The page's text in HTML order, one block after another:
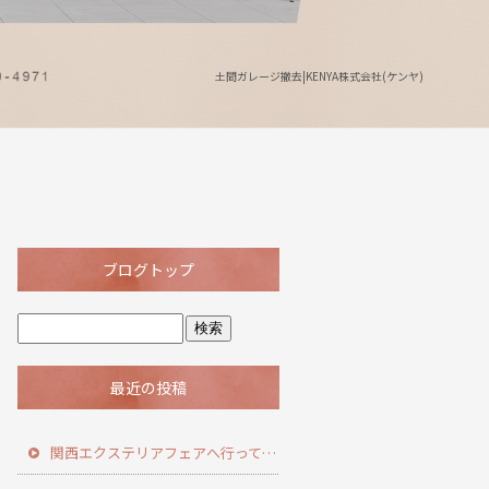
土間ガレージ撤去|KENYA株式会社(ケンヤ)
ブログトップ
最近の投稿
関西エクステリアフェアへ行ってきました